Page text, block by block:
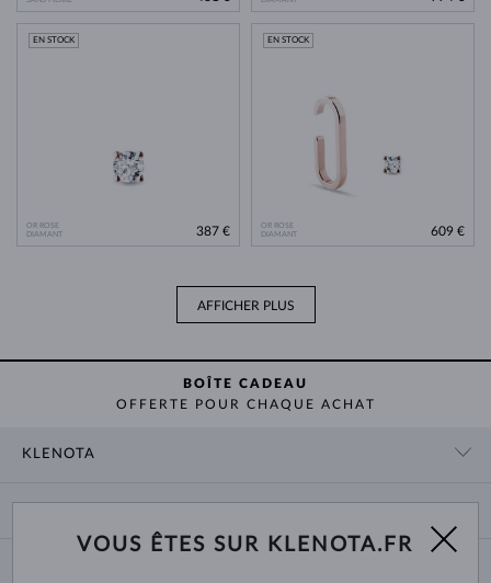
OR ROSE
DIAMANT
EN STOCK
387 €
OR ROSE
DIAMANT
EN STOCK
609 €
AFFICHER PLUS
BOÎTE CADEAU
OFFERTE POUR CHAQUE ACHAT
KLENOTA
NOUS CONNAÎTRE
LIVRAISON ET PAIEMENT
VOUS ÊTES SUR KLENOTA.FR